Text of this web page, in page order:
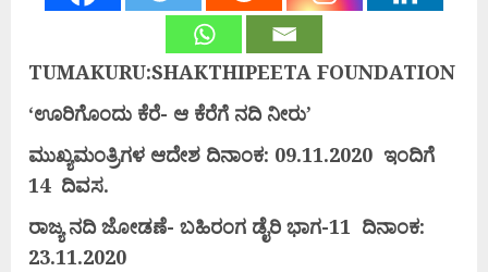
TUMAKURU:SHAKTHIPEETA FOUNDATION
‘ಊರಿಗೊಂದು ಕೆರೆ- ಆ ಕೆರೆಗೆ ನದಿ ನೀರು’
ಮುಖ್ಯಮಂತ್ರಿಗಳ ಆದೇಶ ದಿನಾಂಕ: 09.11.2020 ಇಂದಿಗೆ
14 ದಿವಸ.
ರಾಜ್ಯನದಿಜೋಡಣೆ- ಬಹಿರಂಗ ಡೈರಿ ಭಾಗ-11 ದಿನಾಂಕ:
23.11.2020